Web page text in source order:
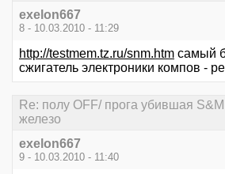
exelon667
8 - 10.03.2010 - 11:29
http://testmem.tz.ru/snm.htm самый
сжигатель электроники компов -
Re: полу OFF/ прога убившая
железо
exelon667
9 - 10.03.2010 - 11:40